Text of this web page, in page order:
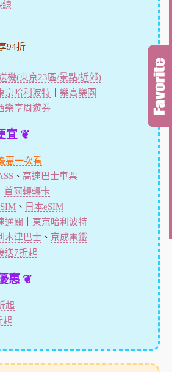
線
94折
機(東京23區/景點/近郊)
京哈利波特｜ 樂高樂園
樂享周遊券
宜 ❦
惠一次看
、 高速巴士車票
首爾轉轉卡
、 日本eSIM
通關
東京哈利波特
木津巴士、 京成電鐵
送7折起
惠 ❦
起
起